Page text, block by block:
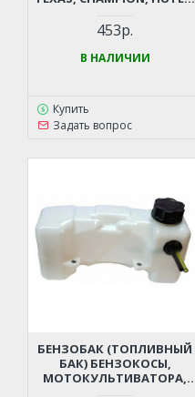
FUBAG И ПР. (ЛЕГКИЙ
СТАРТ, ВЫСОТА 42 ММ)
453р.
В НАЛИЧИИ
Купить
Задать вопрос
БЕНЗОБАК (ТОПЛИВНЫЙ
БАК) БЕНЗОКОСЫ,
МОТОКУЛЬТИВАТОРА,